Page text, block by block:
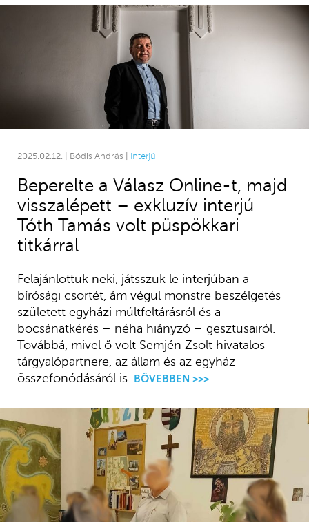
2025.02.12. | Bódis András | Interjú
Beperelte a Válasz Online-t, majd
visszalépett – exkluzív interjú
Tóth Tamás volt püspökkari
titkárral
Felajánlottuk neki, játsszuk le interjúban a
bírósági csörtét, ám végül monstre beszélgetés
született egyházi múltfeltárásról és a
bocsánatkérés – néha hiányzó – gesztusairól.
Továbbá, mivel ő volt Semjén Zsolt hivatalos
tárgyalópartnere, az állam és az egyház
összefonódásáról is. BŐVEBBEN >>>